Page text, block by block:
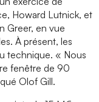
Howard Lutnick, et
Greer, en vue
À présent, les
technique. « Nous
fenêtre de 90
Olof Gill.